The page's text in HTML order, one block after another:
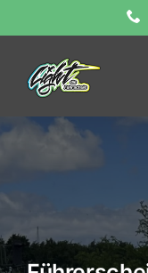
to
content